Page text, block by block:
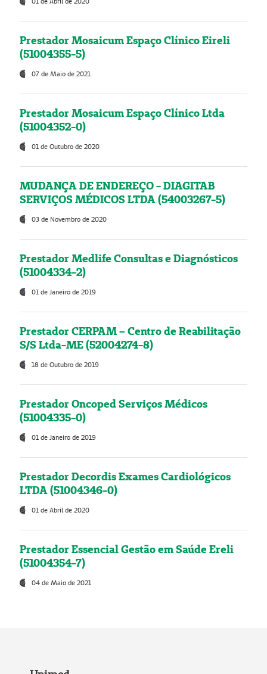
Prestador Mosaicum Espaço Clínico Eireli
(51004355-5)
07 de Maio de 2021
Prestador Mosaicum Espaço Clínico Ltda
(51004352-0)
01 de Outubro de 2020
MUDANÇA DE ENDEREÇO - DIAGITAB
SERVIÇOS MÉDICOS LTDA (54003267-5)
03 de Novembro de 2020
Prestador Medlife Consultas e Diagnósticos
(51004334-2)
01 de Janeiro de 2019
Prestador CERPAM – Centro de Reabilitação
S/S Ltda-ME (52004274-8)
18 de Outubro de 2019
Prestador Oncoped Serviços Médicos
(51004335-0)
01 de Janeiro de 2019
Prestador Decordis Exames Cardiológicos
LTDA (51004346-0)
01 de Abril de 2020
Prestador Essencial Gestão em Saúde Ereli
(51004354-7)
04 de Maio de 2021